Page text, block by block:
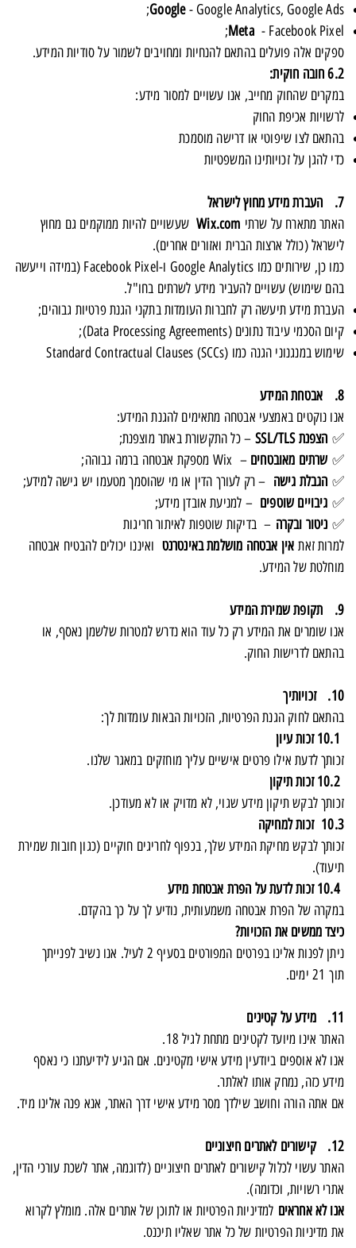
Google- Google Analytics, Google Ads;
Meta- Facebook Pixel;
ספקים אלה פועלים בהתאם להנחיות ומחויבים לשמור על סודיות המידע.
6.2 חובה חוקית:
במקרים שהחוק מחייב, אנו עשויים למסור מידע:
לרשויות אכיפת החוק
בהתאם לצו שיפוטי או דרישה מוסמכת
כדי להגן על זכויותינו המשפטיות
7. העברת מידע מחוץ לישראל
האתר מתארח על שרתי Wix.comשעשויים להיות ממוקמים גם מחוץ
לישראל (כולל ארצות הברית ואזורים אחרים).
כמו כן, שירותים כמו Google Analytics ו-Facebook Pixel (במידה וייעשה
בהם שימוש) עשויים להעביר מידע לשרתים בחו"ל.
העברת מידע תיעשה רק לחברות העומדות בתקני הגנת פרטיות גבוהים;
קיום הסכמי עיבוד נתונים (Data Processing Agreements);
שימוש במנגנוני הגנה כמו Standard Contractual Clauses (SCCs)
8. אבטחת המידע
אנו נוקטים באמצעי אבטחה מתאימים להגנת המידע:
✅ הצפנת SSL/TLS
– כל התקשורת באתר מוצפנת;
✅שרתים מאובטחים – Wix מספקת אבטחה ברמה גבוהה;
✅ הגבלת גישה – רק לעורך הדין או מי שהוסמך מטעמו יש גישה למידע;
✅ גיבויים שוטפים – למניעת אובדן מידע;
✅ ניטור ובקרה – בדיקות שוטפות לאיתור חריגות
למרות זאת אין אבטחה מושלמת באינטרנט ואיננו יכולים להבטיח אבטחה
מוחלטת של המידע.
9. תקופת שמירת המידע
אנו שומרים את המידע רק כל עוד הוא נדרש למטרות שלשמן נאסף, או
בהתאם לדרישות החוק.
10. זכויותיך
בהתאם לחוק הגנת הפרטיות, הזכויות הבאות עומדות לך:
זכותך לדעת אילו פרטים אישיים עליך מוחזקים במאגר שלנו.
10.2 זכות תיקון
זכותך לבקש תיקון מידע שגוי, לא מדויק או לא מעודכן.
10.3 זכות למחיקה
זכותך לבקש מחיקת המידע שלך, בכפוף לחריגים חוקיים (כגון חובות שמירת
תיעוד).
10.4 זכות לדעת על הפרת אבטחת מידע
במקרה של הפרת אבטחה משמעותית, נודיע לך על כך בהקדם.
כיצד ממשים את הזכויות?
ניתן לפנות אלינו בפרטים המפורטים בסעיף 2 לעיל. אנו נשיב לפנייתך
תוך 21 ימים.
11. מידע על קטינים
האתר אינו מיועד לקטינים מתחת לגיל 18.
אנו לא אוספים ביודעין מידע אישי מקטינים. אם הגיע לידיעתנו כי נאסף
מידע כזה, נמחק אותו לאלתר.
אם אתה הורה וחושב שילדך מסר מידע אישי דרך האתר, אנא פנה אלינו מיד.
12. קישורים לאתרים חיצוניים
האתר עשוי לכלול קישורים לאתרים חיצוניים (לדוגמה, אתר לשכת עורכי הדין,
אתרי רשויות, וכדומה).
אנו לא אחראים למדיניות הפרטיות או לתוכן של אתרים אלה. מומלץ לקרוא
את מדיניות הפרטיות של כל אתר שאליו תיכנס.